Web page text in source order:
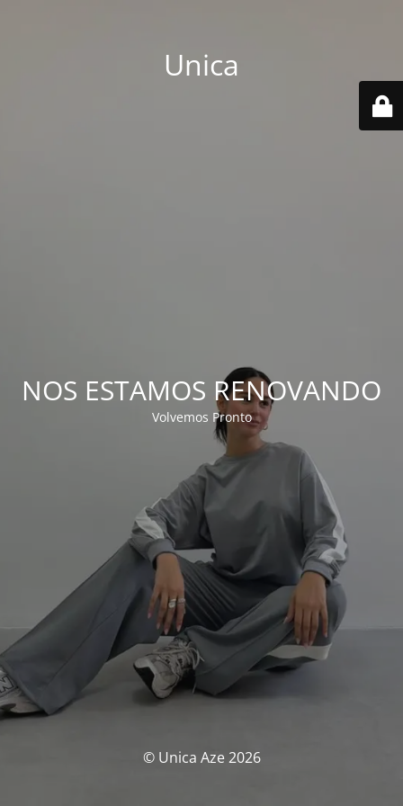
Unica
NOS ESTAMOS RENOVANDO
Volvemos Pronto
© Unica Aze 2026